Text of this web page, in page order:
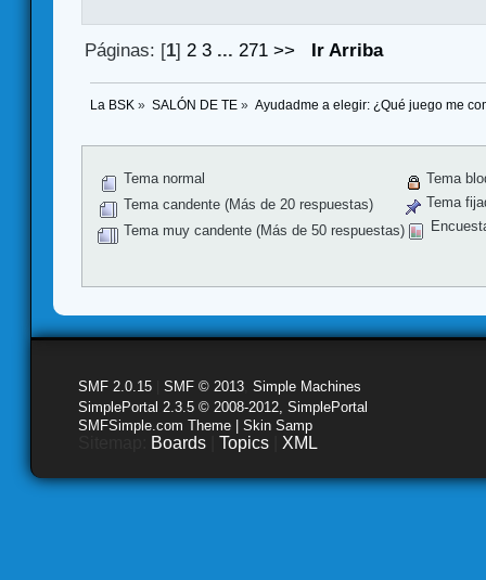
Páginas: [1] 2 3 ... 271 >> Ir Arriba
La BSK » SALÓN DE TE» Ayudadme a elegir: ¿Qué juego me
Tema normal
Tema candente (Más de 20 respuestas)
Tema muy candente (Más de 50 respuestas)
Tema
Tema
SMF 2.0.15 SMF © 2013 Simple Machines
SimplePortal 2.3.5 © 2008-2012, SimplePortal
SMFSimple.com Theme | Skin Samp
Boards Topics XML